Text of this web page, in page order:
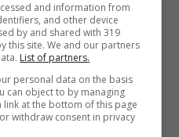
campo:
and information from
and other device
by and shared with 319
this site. We and our partners
List of partners.
personal data on the basis
can object to by managing
at the bottom of this page
withdraw consent in privacy